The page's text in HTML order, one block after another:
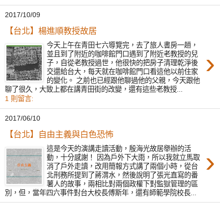
2017/10/09
【台北】楊進順教授故居
›
今天上午在青田七六導覽完，去了旅人書房一趟，
並且到了附近的咖啡館門口遇到了附近老教授的兒
子，自從老教授過世，他很快的把房子清理乾淨後
交還給台大，每天就在咖啡館門口看這他以前住家
的變化。 之前也已經跟他聊過他的父親，今天跟他
聊了很久，大致上都在講青田街的改變，還有這些老教授...
1 則留言:
2017/06/10
【台北】自由主義與白色恐怖
›
這是今天的演講走讀活動，殷海光故居舉辦的活
動，十分感謝！ 因為戶外下大雨，所以我就立馬取
消了戶外走讀，改用簡報方式講了兩個小時，從台
北刑務所提到了蔣渭水，然後說明了張光直寫的番
薯人的故事，兩相比對兩個政權下對監獄管理的區
別，但，當年四六事件對台大校長傅斯年，還有師範學院校長...